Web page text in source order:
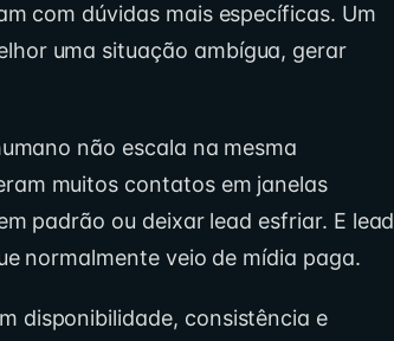
com dúvidas mais específicas. Um
uma situação ambígua, gerar
não escala na mesma
muitos contatos em janelas
padrão ou deixar lead esfriar. E lead
normalmente veio de mídia paga.
disponibilidade, consistência e